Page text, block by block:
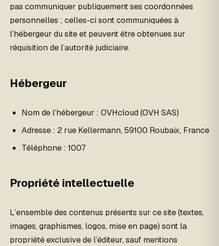
pas communiquer publiquement ses coordonnées
personnelles ; celles-ci sont communiquées à
l’hébergeur du site et peuvent être obtenues sur
réquisition de l’autorité judiciaire.
Hébergeur
Nom de l’hébergeur : OVHcloud (OVH SAS)
Adresse : 2 rue Kellermann, 59100 Roubaix, France
Téléphone : 1007
Propriété intellectuelle
L’ensemble des contenus présents sur ce site (textes,
images, graphismes, logos, mise en page) sont la
propriété exclusive de l’éditeur, sauf mentions